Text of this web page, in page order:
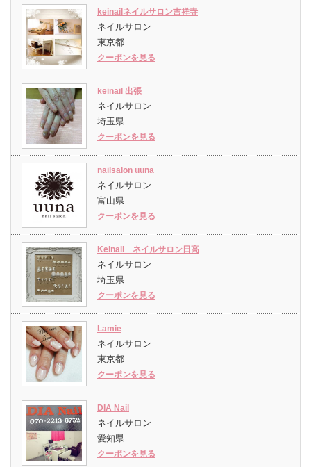
keinailネイルサロン吉祥寺
ネイルサロン
東京都
クーポンを見る
keinail 出張
ネイルサロン
埼玉県
クーポンを見る
nailsalon uuna
ネイルサロン
富山県
クーポンを見る
Keinail ネイルサロン日高
ネイルサロン
埼玉県
クーポンを見る
Lamie
ネイルサロン
東京都
クーポンを見る
DIA Nail
ネイルサロン
愛知県
クーポンを見る